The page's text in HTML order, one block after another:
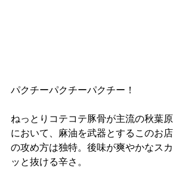
パクチーパクチーパクチー！
ねっとりコテコテ豚骨が主流の秋葉原
において、麻油を武器とするこのお店
の攻め方は独特。後味が爽やかなスカ
ッと抜ける辛さ。